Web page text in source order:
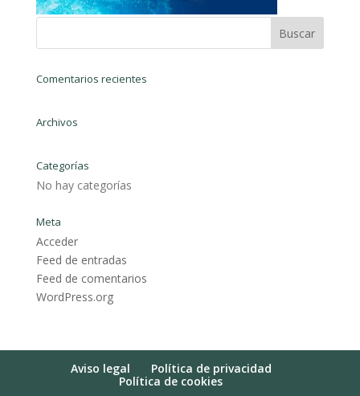
Comentarios recientes
Archivos
Categorías
No hay categorías
Meta
Acceder
Feed de entradas
Feed de comentarios
WordPress.org
Aviso legal
Política de privacidad
Política de cookies